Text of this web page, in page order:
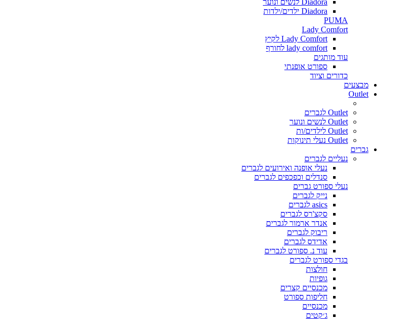
Diadora לנשים ונוער
Diadora ילדים/ילדות
PUMA
Lady Comfort
Lady Comfort לקיץ
lady comfort לחורף
עוד מותגים
ספורט אופנתי
כדורים וציוד
מבצעים
Outlet
Outlet לגברים
Outlet לנשים ונוער
Outlet לילדים/ות
Outlet נעלי תינוקות
גברים
נעליים לגברים
נעלי אופנה ואירועים לגברים
סנדלים וכפכפים לגברים
נעלי ספורט גברים
נייק לגברים
asics לגברים
סקצ'רס לגברים
אנדר ארמור לגברים
ריבוק לגברים
אדידס לגברים
עוד נ. ספורט לגברים
בגדי ספורט לגברים
חולצות
גופיות
מכנסיים קצרים
חליפות ספורט
מכנסיים
ג׳קטים